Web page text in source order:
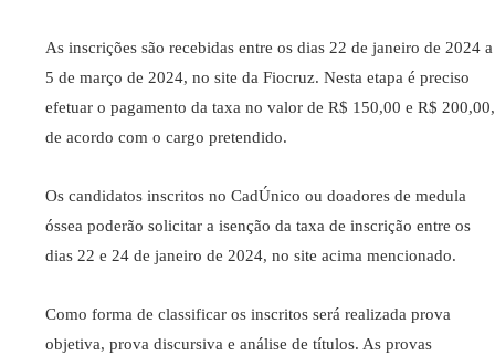
As inscrições são recebidas entre os dias 22 de janeiro de 2024 a
5 de março de 2024, no site da Fiocruz. Nesta etapa é preciso
efetuar o pagamento da taxa no valor de R$ 150,00 e R$ 200,00,
de acordo com o cargo pretendido.
Os candidatos inscritos no CadÚnico ou doadores de medula
óssea poderão solicitar a isenção da taxa de inscrição entre os
dias 22 e 24 de janeiro de 2024, no site acima mencionado.
Como forma de classificar os inscritos será realizada prova
objetiva, prova discursiva e análise de títulos. As provas